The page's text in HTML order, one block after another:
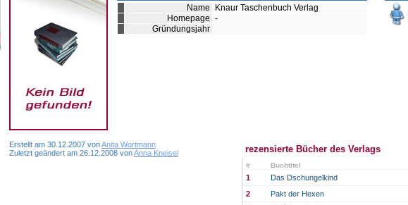
Name
Knaur Taschenbuch Verlag
Homepage -
Gründungsjahr
rezensierte Bücher des Verlags
# Buchtitel
1
Das Dschungelkind
2
Pakt der Hexen
Erstellt am 30.12.2007 vonAnita Wortmann
Zuletzt geändert am 26.12.2008 vonAnna Kneisel